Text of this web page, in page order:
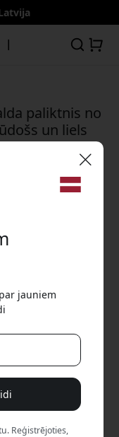
paliktnis no
un liels
jauniem
Reģistrējoties,
lai